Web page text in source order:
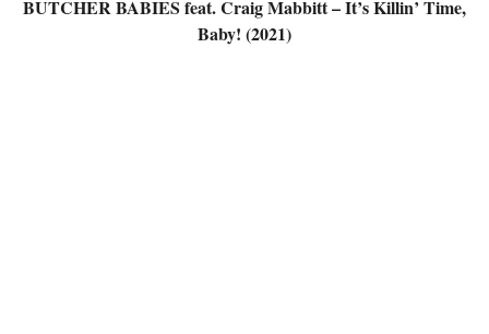
BUTCHER BABIES feat. Craig Mabbitt – It’s Killin’ Time,
Baby! (2021)